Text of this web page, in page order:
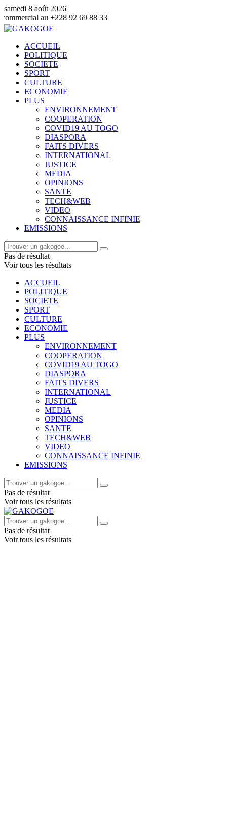
samedi 8 août 2026
92 69 88 33
ACCUEIL
POLITIQUE
SOCIETE
SPORT
CULTURE
ECONOMIE
PLUS
ENVIRONNEMENT
COOPERATION
COVID19 AU TOGO
DIASPORA
FAITS DIVERS
INTERNATIONAL
JUSTICE
MEDIA
OPINIONS
SANTE
TECH&WEB
VIDEO
CONNAISSANCE INFINIE
EMISSIONS
Pas de résultat
Voir tous les résultats
ACCUEIL
POLITIQUE
SOCIETE
SPORT
CULTURE
ECONOMIE
PLUS
ENVIRONNEMENT
COOPERATION
COVID19 AU TOGO
DIASPORA
FAITS DIVERS
INTERNATIONAL
JUSTICE
MEDIA
OPINIONS
SANTE
TECH&WEB
VIDEO
CONNAISSANCE INFINIE
EMISSIONS
Pas de résultat
Voir tous les résultats
Pas de résultat
Voir tous les résultats